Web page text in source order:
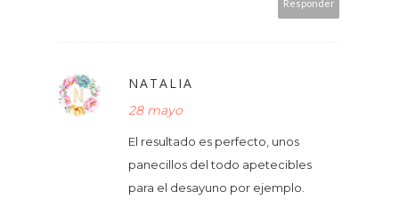
Responder
NATALIA
28 mayo
El resultado es perfecto, unos
panecillos del todo apetecibles
para el desayuno por ejemplo.